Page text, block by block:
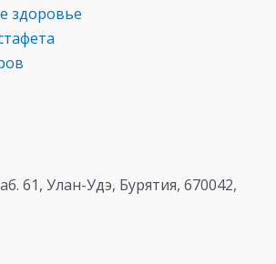
здоровье
61, Улан-Удэ, Бурятия, 670042,